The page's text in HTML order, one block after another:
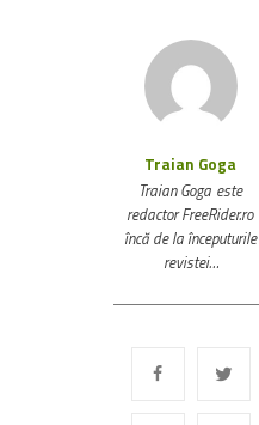
Traian Goga
Traian Goga este
redactor FreeRider.ro
încă de la începuturile
revistei…